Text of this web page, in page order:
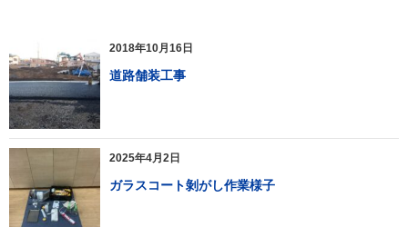
2018年10月16日
道路舗装工事
2025年4月2日
ガラスコート剝がし作業様子